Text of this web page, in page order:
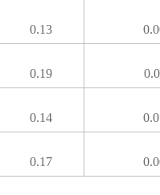
0.13
0.19
0.14
0.17